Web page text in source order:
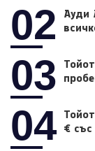
02
Ауди
03
04 € със